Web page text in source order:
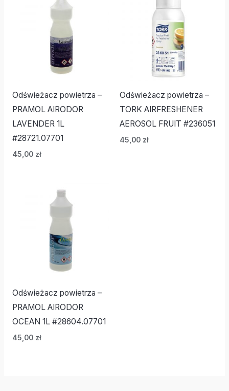
Odświeżacz powietrza –
PRAMOL AIRODOR
LAVENDER 1L
#28721.07701
45,00 zł
Odświeżacz powietrza –
TORK AIRFRESHENER
AEROSOL FRUIT #236051
45,00 zł
Odświeżacz powietrza –
PRAMOL AIRODOR
OCEAN 1L #28604.07701
45,00 zł